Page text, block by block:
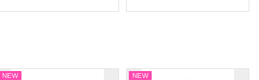
NEW NEW